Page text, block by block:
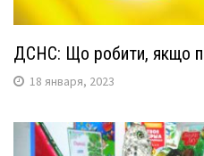
ДСНС: Що робити, якщо
18 января, 2023